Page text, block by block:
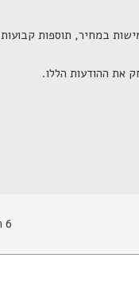
6 הודעות